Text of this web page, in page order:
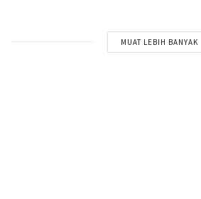
MUAT LEBIH BANYAK